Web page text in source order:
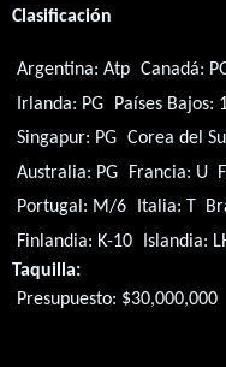
Clasificación
Argentina: Atp Canadá:
Irlanda: PG
Países Bajos:
Singapur: PG Corea del
Australia: PG
Francia: U
Portugal: M/6
Italia: T
Finlandia: K-10
Islandia:
Taquilla:
Presupuesto: $30,000,000